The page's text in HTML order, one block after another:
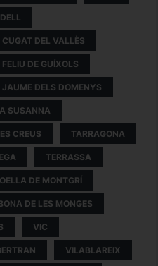
DEL VALLÈS
DE GUÍXOLS
DELS DOMENYS
SUSANNA
CREUS TARRAGONA
TERRASSA
DE MONTGRÍ
DE LES MONGES
VIC
VILABLAREIX